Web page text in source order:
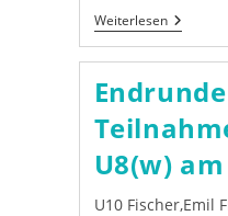
Weiterlesen
U8(w)
U10 Fischer,Emil